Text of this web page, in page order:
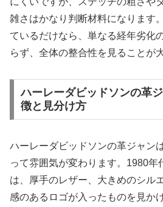
雑さはかなり判断材料になります
ているだけなら、単なる経年劣化
らず、全体の整合性を見ることが
ハーレーダビッドソンの革
徴と見分け方
ハーレーダビッドソンの革ジャン
って雰囲気が変わります。1980年
は、厚手のレザー、大きめのシル
感のあるロゴが入ったものを見か